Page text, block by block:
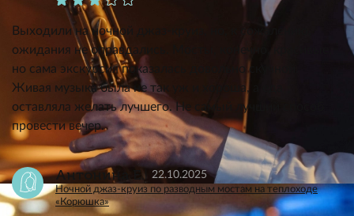
Выходили на ночной джаз-круиз, но, к сожалению,
ожидания не оправдались. Мосты, конечно, красивые,
но сама экскурсия показалась довольно скучной.
Живая музыка была не так уж и хороша, а еда
оставляла желать лучшего. Не самый лучший способ
провести вечер.
Антонина Е. 22.10.2025
Ночной джаз-круиз по разводным мостам на теплоходе
«Корюшка»